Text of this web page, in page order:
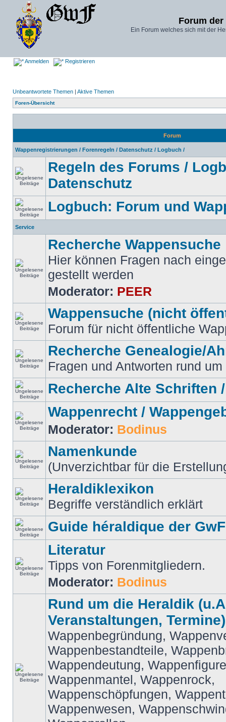
Forum
Ein Forum welches sich mit der
Anmelden Registrieren
Unbeantwortete Themen | Aktive Themen
Foren-Übersicht
Forum
Wappenregistrierungen / Forenregeln / Datenschutz / Logbuch /
Regeln des Forums /
Datenschutz
Logbuch: Forum und
Service
Recherche Wappensuche
Hier können Fragen nach
gestellt werden
Moderator: PEER
Wappensuche (nicht
Forum für nicht öffentliche
Recherche Genealogie/
Fragen und Antworten rund
Recherche Alte Schriften
Wappenrecht /
Moderator: Bodinus
Namenkunde
(Unverzichtbar für die
Heraldiklexikon
Begriffe verständlich erklärt
Guide héraldique der GwF
Literatur
Tipps von Forenmitgliedern.
Moderator: Bodinus
Rund um die Heraldik
Veranstaltungen, Termine)
Wappenbegründung,
Wappenbestandteile,
Wappendeutung,
Wappenmantel, Wappenrock,
Wappenschöpfungen,
Wappenwesen,